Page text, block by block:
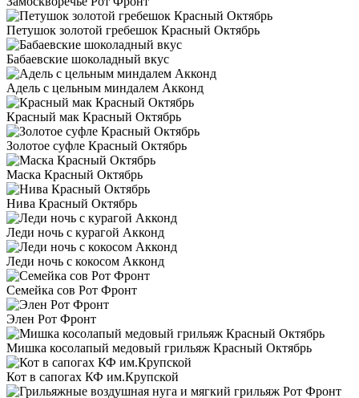
Петушок золотой гребешок Красный Октябрь
Бабаевские шоколадный вкус
Адель с цельным миндалем Акконд
Красный мак Красный Октябрь
Золотое суфле Красный Октябрь
Маска Красный Октябрь
Нива Красный Октябрь
Леди ночь с курагой Акконд
Леди ночь с кокосом Акконд
Семейка сов Рот Фронт
Элен Рот Фронт
Мишка косолапый медовый грильяж Красный Октябрь
Кот в сапогах КФ им.Крупской